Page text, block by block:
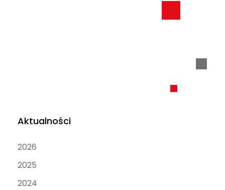
Aktualności
2026
2025
2024